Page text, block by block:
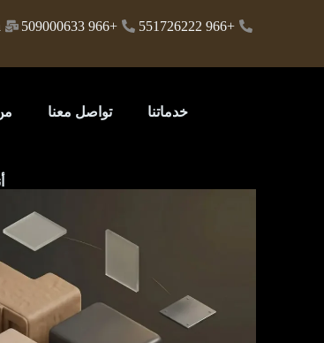
+966 551726222
+966 509000633
خدماتنا تواصل معنا